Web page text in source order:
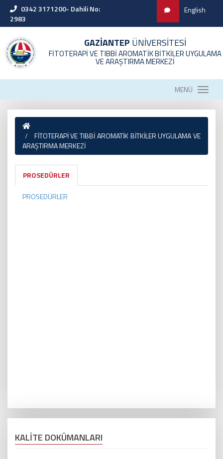
0342 3171200- Dahili No:
2983
English
GAZİANTEP ÜNİVERSİTESİ
FİTOTERAPİ VE TIBBİ AROMATİK BİTKİLER UYGULAMA
VE ARAŞTIRMA MERKEZİ
MENÜ
FİTOTERAPİ VE TIBBİ AROMATİK BİTKİLER UYGULAMA VE
ARAŞTIRMA MERKEZİ
PROSEDÜRLER
PROSEDÜRLER
KALİTE DOKÜMANLARI